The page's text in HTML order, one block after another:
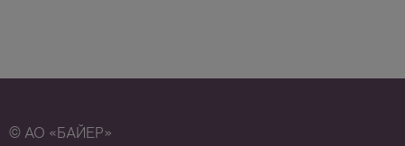
© АО «БАЙЕР»